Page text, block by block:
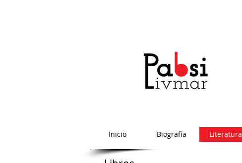
Inicio Biografía Literatura